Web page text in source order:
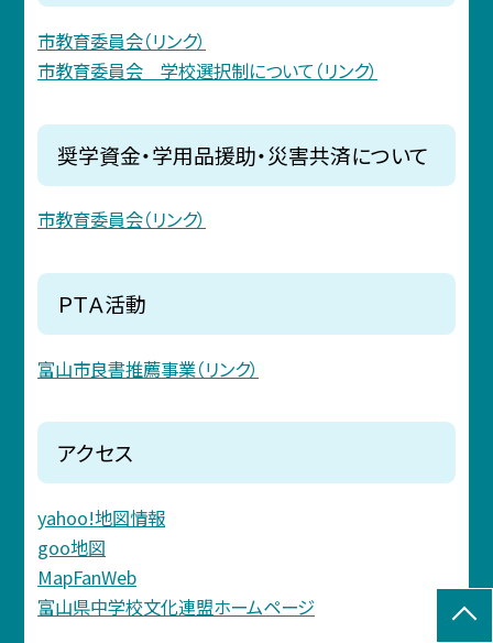
市教育委員会（リンク）
市教育委員会 学校選択制について（リンク）
奨学資金・学用品援助・災害共済について
市教育委員会（リンク）
ＰＴＡ活動
富山市良書推薦事業（リンク）
アクセス
yahoo!地図情報
goo地図
MapFanWeb
富山県中学校文化連盟ホームページ